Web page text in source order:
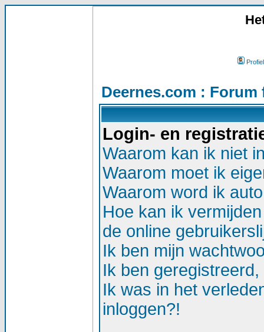
Profiel
Deernes.com :
Login- en
Waarom kan ik niet
Waarom moet ik
Waarom word ik
Hoe kan ik
de online
Ik ben mijn
Ik ben
Ik was in het
inloggen?!